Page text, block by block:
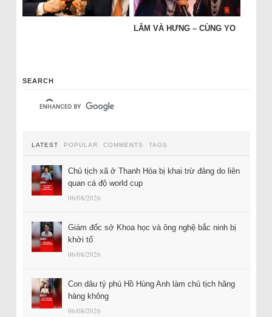
LÂM VÀ HƯNG – CÙNG YO
SEARCH
LATEST POPULAR COMMENTS TAGS
Chủ tịch xã ở Thanh Hóa bị khai trừ đảng do liên
quan cá độ world cup
06/08/2026
Giám đốc sở Khoa học và ông nghệ bắc ninh bị
khởi tố
06/08/2026
Con dâu tỷ phú Hồ Hùng Anh làm chủ tịch hãng
hàng không
06/08/2026